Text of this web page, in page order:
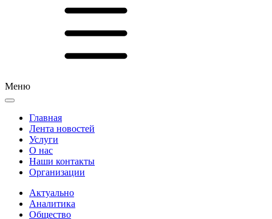
Меню
Главная
Лента новостей
Услуги
О нас
Наши контакты
Организации
Актуально
Аналитика
Общество